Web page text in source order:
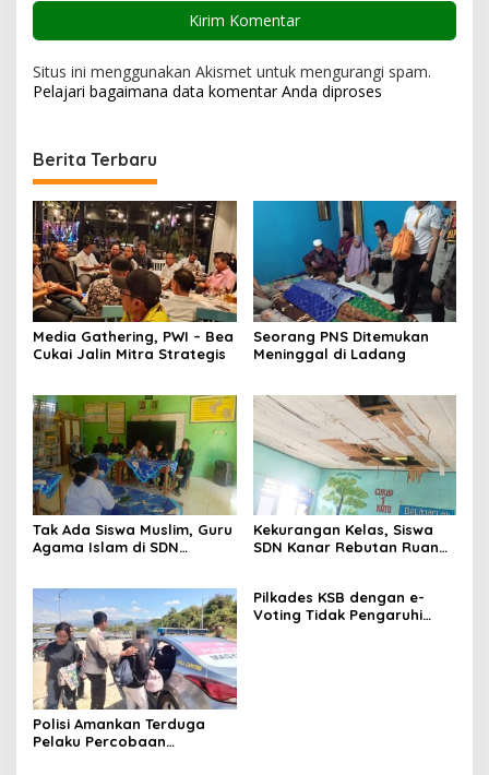
Situs ini menggunakan Akismet untuk mengurangi spam.
Pelajari bagaimana data komentar Anda diproses
Berita Terbaru
Media Gathering, PWI – Bea
Cukai Jalin Mitra Strategis
Seorang PNS Ditemukan
Meninggal di Ladang
Tak Ada Siswa Muslim, Guru
Agama Islam di SDN
Kekurangan Kelas, Siswa
SDN Kanar Rebutan Ruang
Polisi Amankan Terduga
Pelaku Percobaan
Pilkades KSB dengan e-
Voting Tidak Pengaruhi